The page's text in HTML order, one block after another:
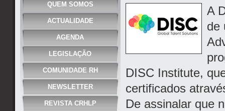
QUEM SOMOS
ACTUALIDADE
AGENDA
LEGISLAÇÃO
COMUNIDADE RH
NEWSLETTER
REVISTA CRHLP
A
de
DISC Institute,
certificados
De assinalar que